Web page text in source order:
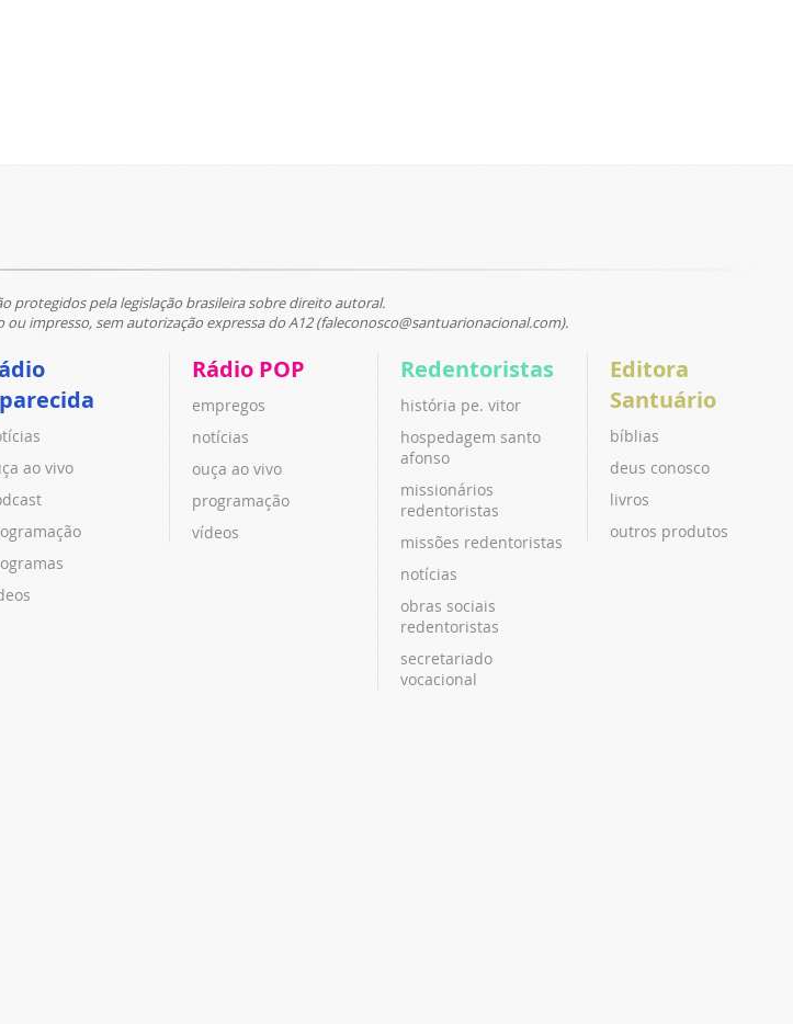
protegidos pela legislação brasileira sobre direito autoral.
impresso, sem autorização expressa do A12 (faleconosco@santuarionacional.com).
ao vivo
Rádio POP
empregos
notícias
ouça ao vivo
programação
vídeos
Redentoristas
história pe. vitor
hospedagem santo
afonso
missionários
redentoristas
missões redentoristas
notícias
obras sociais
redentoristas
secretariado
vocacional
Editora
Santuário
bíblias
deus conosco
livros
outros produtos